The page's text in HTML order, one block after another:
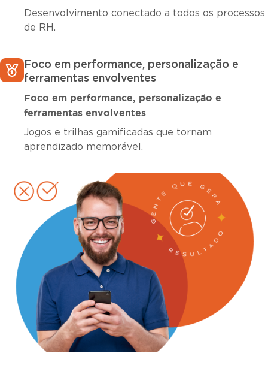
Desenvolvimento conectado a todos os processos
de RH.
Foco em performance, personalização e
ferramentas envolventes
Foco em performance, personalização e
ferramentas envolventes
Jogos e trilhas gamificadas que tornam
aprendizado memorável.